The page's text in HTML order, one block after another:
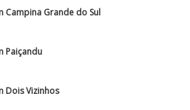
Campina Grande do Sul
Paiçandu
Dois Vizinhos